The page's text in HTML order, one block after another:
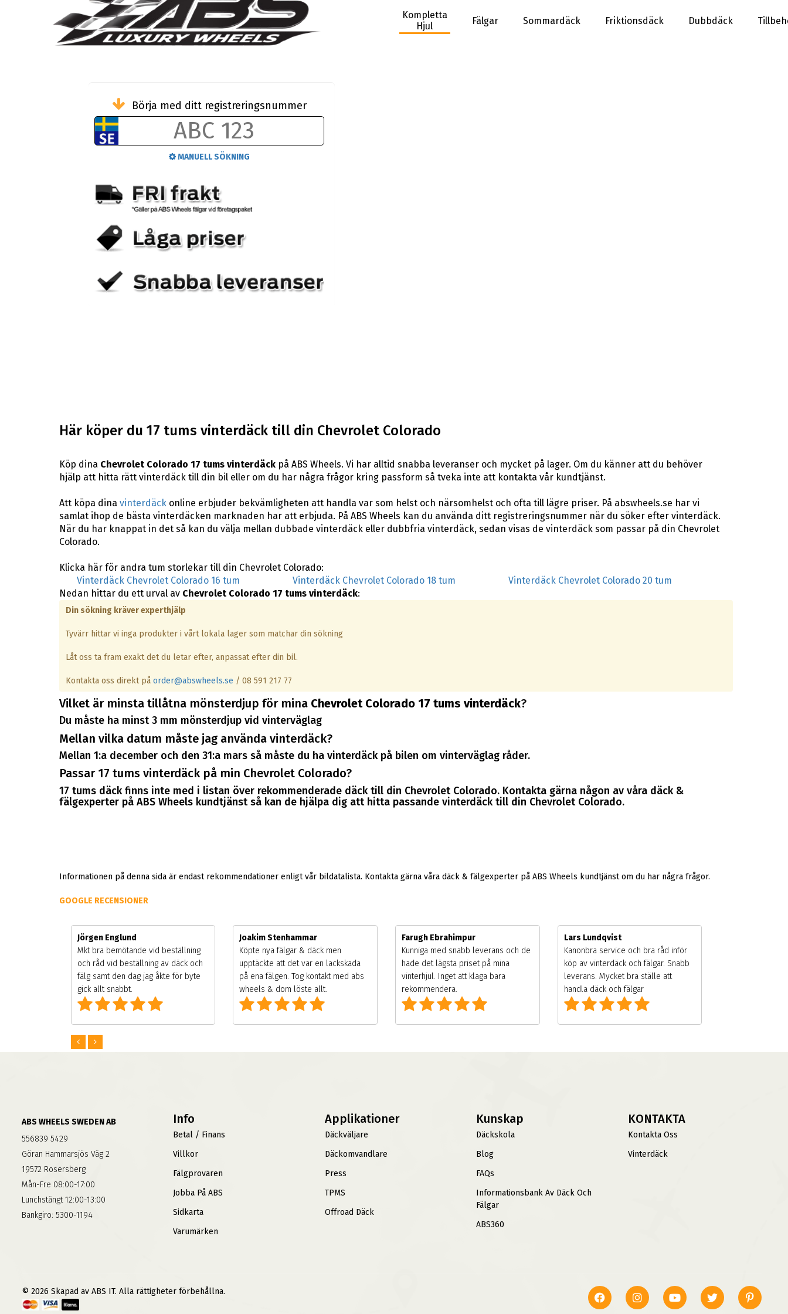
Kompletta
Hjul
Fälgar Sommardäck Friktionsdäck Dubbdäck
Börja med ditt registreringsnummer
MANUELL SÖKNING
Här köper du 17 tums vinterdäck till din Chevrolet Colorado
Köp dina Chevrolet Colorado 17 tums vinterdäckpå ABS Wheels. Vi har alltid snabba leveranser och mycket på lager. Om du känner att du behöver
hjälp att hitta rätt vinterdäck till din bil eller om du har några frågor kring passform så tveka inte att kontakta vår kundtjänst.
Att köpa dina vinterdäckonline erbjuder bekvämligheten att handla var som helst och närsomhelst och ofta till lägre priser. På abswheels.se har vi
samlat ihop de bästa vinterdäcken marknaden har att erbjuda. På ABS Wheels kan du använda ditt registreringsnummer när du söker efter vinterdäck.
När du har knappat in det så kan du välja mellan dubbade vinterdäck eller dubbfria vinterdäck, sedan visas de vinterdäck som passar på din Chevrolet
Colorado.
Klicka här för andra tum storlekar till din Chevrolet Colorado:
Vinterdäck Chevrolet Colorado 16 tum
Vinterdäck Chevrolet Colorado 18 tum
Vinterdäck Chevrolet Colorado 20 tum
Nedan hittar du ett urval av Chevrolet Colorado 17 tums vinterdäck:
Din sökning kräver experthjälp
Tyvärr hittar vi inga produkter i vårt lokala lager som matchar din sökning
Låt oss ta fram exakt det du letar efter, anpassat efter din bil.
Kontakta oss direkt på order@abswheels.se / 08 591 217 77
Vilket är minsta tillåtna mönsterdjup för mina Chevrolet Colorado 17 tums vinterdäck?
Du måste ha minst 3 mm mönsterdjup vid vinterväglag
Mellan vilka datum måste jag använda vinterdäck?
Mellan 1:a december och den 31:a mars så måste du ha vinterdäck på bilen om vinterväglag råder.
Passar 17 tums vinterdäck på min Chevrolet Colorado?
17 tums däck finns inte med i listan över rekommenderade däck till din Chevrolet Colorado. Kontakta gärna någon av våra däck &
fälgexperter på ABS Wheels kundtjänst så kan de hjälpa dig att hitta passande vinterdäck till din Chevrolet Colorado.
Informationen på denna sida är endast rekommendationer enligt vår bildatalista. Kontakta gärna våra däck & fälgexperter på ABS Wheels kundtjänst om du har några frågor.
GOOGLE RECENSIONER
Jörgen Englund
Mkt bra bemötande vid beställning
och råd vid beställning av däck och
fälg samt den dag jag åkte för byte
gick allt snabbt.
Joakim Stenhammar
Köpte nya fälgar & däck men
upptäckte att det var en lackskada
på ena fälgen. Tog kontakt med abs
wheels & dom löste allt.
Farugh Ebrahimpur
Kunniga med snabb leverans och de
hade det lägsta priset på mina
vinterhjul. Inget att klaga bara
rekommendera.
Lars Lundqvist
Kanonbra service och bra råd inför
köp av vinterdäck och fälgar. Snabb
leverans. Mycket bra ställe att
handla däck och fälgar
ABS WHEELS SWEDEN AB
556839 5429
Göran Hammarsjös Väg 2
19572 Rosersberg
Mån-Fre 08:00-17:00
Lunchstängt 12:00-13:00
Bankgiro: 5300-1194
Info
Betal / Finans
Villkor
Fälgprovaren
Jobba På ABS
Sidkarta
Varumärken
Applikationer
Däckväljare
Däckomvandlare
Press
TPMS
Offroad Däck
Kunskap
Däckskola
Blog
FAQs
Informationsbank Av Däck Och
Fälgar
ABS360
KONTAKTA
Kontakta Oss
Vinterdäck
© 2026 Skapad av ABS IT. Alla rättigheter förbehållna.